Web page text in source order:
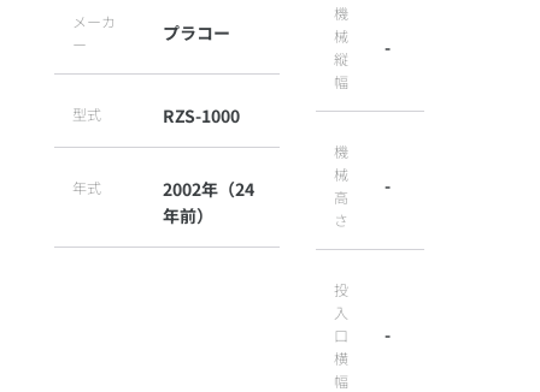
メーカ
ー
プラコー
型式 RZS-1000
年式
2002年（24
年前）
機
械
縦
幅
-
機
械
高
さ
-
投
入
口
横
幅
-